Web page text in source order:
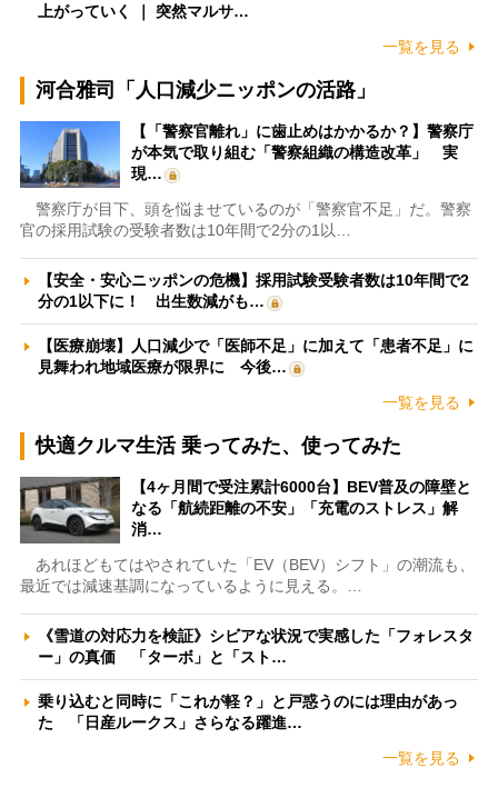
上がっていく ｜ 突然マルサ…
一覧を見る
河合雅司「人口減少ニッポンの活路」
【「警察官離れ」に歯止めはかかるか？】警察庁
が本気で取り組む「警察組織の構造改革」 実
現…
警察庁が目下、頭を悩ませているのが「警察官不足」だ。警察
官の採用試験の受験者数は10年間で2分の1以…
【安全・安心ニッポンの危機】採用試験受験者数は10年間で2
分の1以下に！ 出生数減がも…
【医療崩壊】人口減少で「医師不足」に加えて「患者不足」に
見舞われ地域医療が限界に 今後…
一覧を見る
快適クルマ生活 乗ってみた、使ってみた
【4ヶ月間で受注累計6000台】BEV普及の障壁と
なる「航続距離の不安」「充電のストレス」解
消…
あれほどもてはやされていた「EV（BEV）シフト」の潮流も、
最近では減速基調になっているように見える。…
《雪道の対応力を検証》シビアな状況で実感した「フォレスタ
ー」の真価 「ターボ」と「スト…
乗り込むと同時に「これが軽？」と戸惑うのには理由があっ
た 「日産ルークス」さらなる躍進…
一覧を見る